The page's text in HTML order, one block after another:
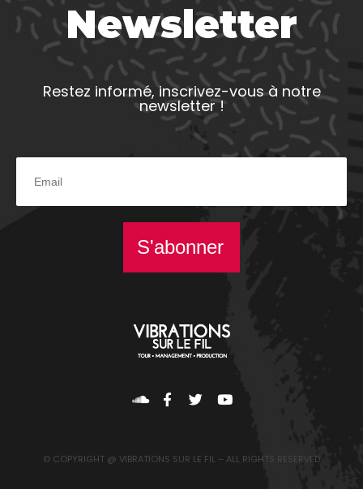
Newsletter
Restez informé, inscrivez-vous à notre
newsletter !
S'abonner
© COPYRIGHT @ VIBRATIONS SUR LE FIL – ALL RIGHTS RESERVED